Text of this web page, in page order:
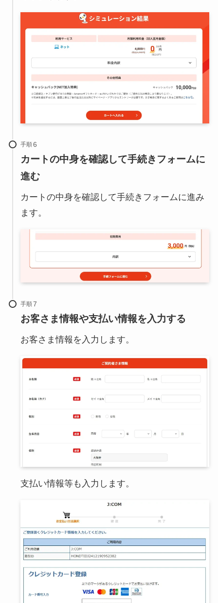
手順
カートの中身を確認して手続きフォームに
進む
カートの中身を確認して手続きフォームに進み
ます。
手順
お客さま情報や支払い情報を入力する
お客さま情報を入力します。
支払い情報等も入力します。